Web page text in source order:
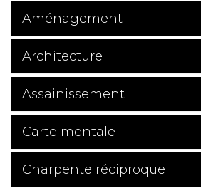
Aménagement
Architecture
Assainissement
Carte mentale
Charpente réciproque